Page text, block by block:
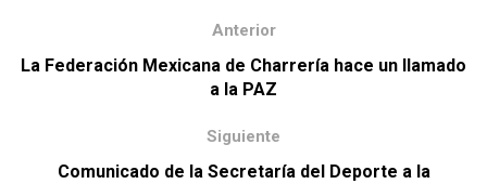
Anterior
La Federación Mexicana de Charrería hace un llamado
a la PAZ
Siguiente
Comunicado de la Secretaría del Deporte a la